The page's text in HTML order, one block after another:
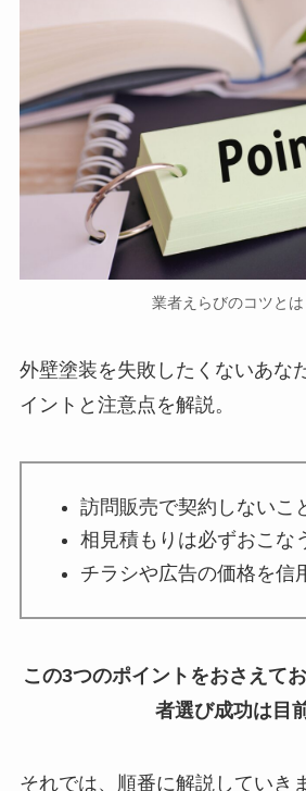
業者えらびのコツとは
外壁塗装を失敗したくないあな
イントと注意点を解説。
訪問販売で契約しないこ
相見積もりは必ずおこな
チラシや広告の価格を信
この3つのポイントをおさえて
者選び成功は目
それでは、順番に解説していき